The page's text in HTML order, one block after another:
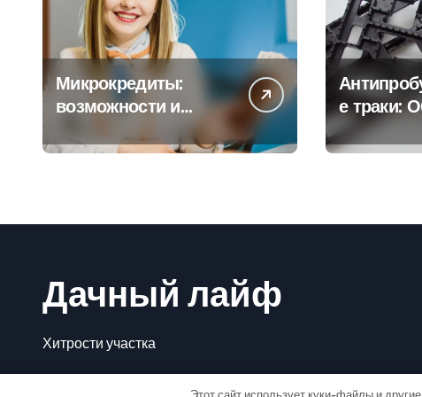
Микрокредиты:
возможности и
подводные камни
е траки:
Дачный лайф
Хитрости участка